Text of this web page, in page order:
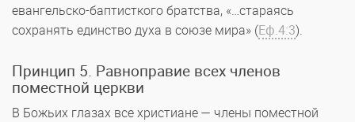
евангельско-баптисткого братства, «…стараясь
сохранять единство духа в союзе мира» (Еф.4:3).
Принцип 5. Равноправие всех членов
поместной церкви
В Божьих глазах все христиане — члены поместной